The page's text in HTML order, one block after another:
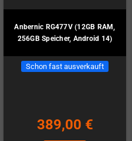
Anbernic RG477V (12GB RAM,
256GB Speicher, Android 14)
Schon fast ausverkauft
389,00 €